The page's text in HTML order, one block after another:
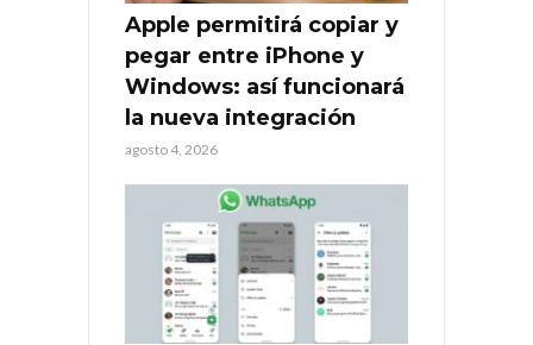
Apple permitirá copiar y
pegar entre iPhone y
Windows: así funcionará
la nueva integración
agosto 4, 2026